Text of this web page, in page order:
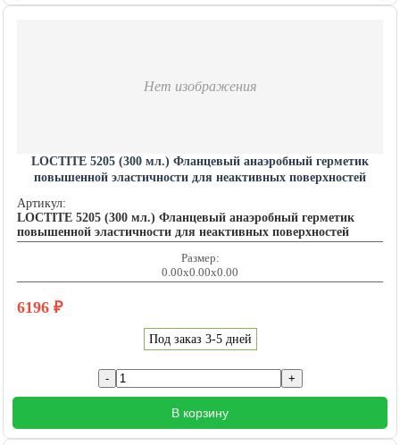
Нет изображения
LOCTITE 5205 (300 мл.) Фланцевый анаэробный герметик
повышенной эластичности для неактивных поверхностей
Артикул:
LOCTITE 5205 (300 мл.) Фланцевый анаэробный герметик
повышенной эластичности для неактивных поверхностей
Размер:
0.00x0.00x0.00
6196 ₽
Под заказ 3-5 дней
В корзину